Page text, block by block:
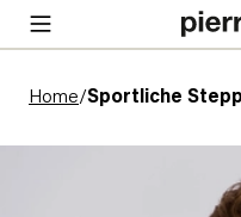
Home/Sportliche